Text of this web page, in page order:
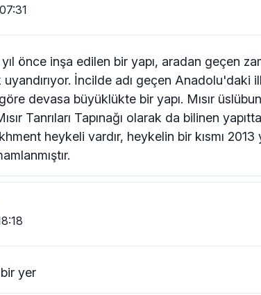
önce inşa edilen bir yapı, aradan geçen
uyandırıyor. İncilde adı geçen Anadolu'daki
devasa büyüklükte bir yapı. Mısır
Tanrıları Tapınağı olarak da bilinen
heykeli vardır, heykelin bir kısmı
yer